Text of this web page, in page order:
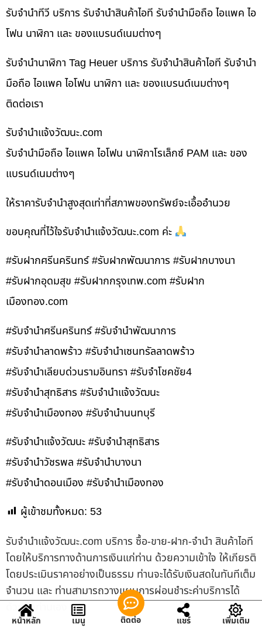
รับจำนำทีวี บริการ รับจำนำสินค้าไอที รับจำนำมือถือ ไอแพค ไอ
โฟน นาฬิกา และ ของแบรนด์เนมต่างๆ
รับจำนำนาฬิกา Tag Heuer บริการ รับจำนำสินค้าไอที รับจำนำ
มือถือ ไอแพค ไอโฟน นาฬิกา และ ของแบรนด์เนมต่างๆ
ติดต่อเรา
รับจํานําแจ้งวัฒนะ.com
รับจำนำมือถือ ไอแพค ไอโฟน นาฬิกาโรเล็กซ์ PAM และ ของ
แบรนด์เนมต่างๆ
ให้ราคารับจำนำสูงสุดเท่าที่สภาพของทรัพย์จะเอื้ออำนวย
ขอบคุณที่ไว้ใจรับจำนำแจ้งวัฒนะ.com ค่ะ
#รับฝากศรีนครินทร์ #รับฝากพัฒนาการ #รับฝากบางนา
#รับฝากอุดมสุข #รับฝากกรุงเทพ.com #รับฝาก
เมืองทอง.com
#รับจำนำศรีนครินทร์ #รับจำนำพัฒนาการ
#รับจำนำลาดพร้าว #รับจำนำเซนทรัลลาดพร้าว
#รับจำนำเลียบด่วนรามอินทรา #รับจำโชคชัย4
#รับจำนำสุทธิสาร #รับจำนำแจ้งวัฒนะ
#รับจำนำเมืองทอง #รับจำนำนนทบุรี
#รับจำนำแจ้งวัฒนะ #รับจำนำสุทธิสาร
#รับจำนำวัชรพล #รับจำนำบางนา
#รับจำนำดอนเมือง #รับจำนำเมืองทอง
ผู้เข้าชมทั้งหมด: 53
รับจํานําแจ้งวัฒนะ.com บริการ ซื้อ-ขาย-ฝาก-จำนำ สินค้าไอที
โดยให้บริการทางด้านการเงินแก่ท่าน ด้วยความเข้าใจ ให้เกียรติ
โดยประเมินราคาอย่างเป็นธรรม ท่านจะได้รับเงินสดในทันทีเต็ม
จำนวน และ ท่านสามารถวางแผนการผ่อนชำระค่าบริการได้
ด้วยตัวท่านเอง
หน้าหลัก เมนู ติดต่อ แชร์ เพิ่มเติม